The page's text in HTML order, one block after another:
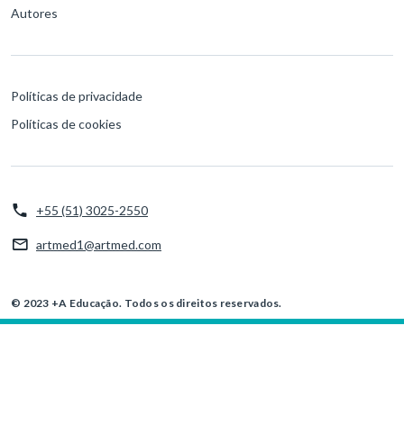
Autores
Políticas de privacidade
Políticas de cookies
+55 (51) 3025-2550
artmed1@artmed.com
© 2023 +A Educação. Todos os direitos reservados.